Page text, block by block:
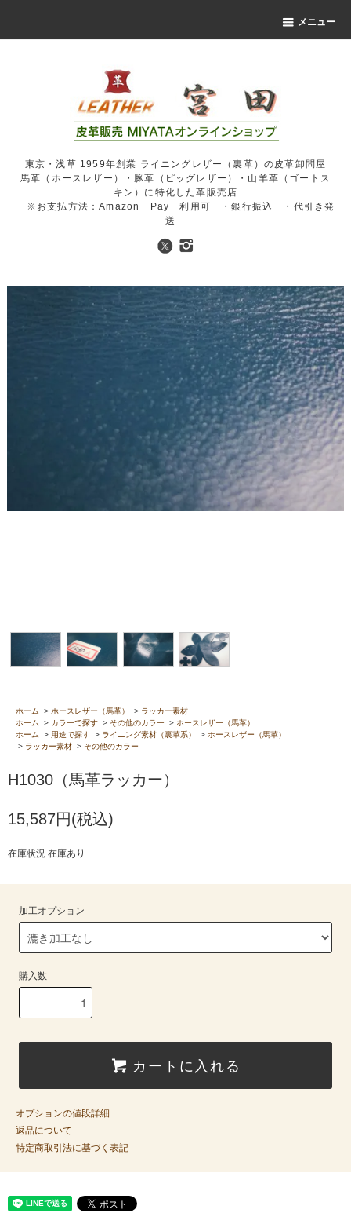
メニュー
東京・浅草 1959年創業 ライニングレザー（裏革）の皮革卸問屋
馬革（ホースレザー）・豚革（ピッグレザー）・山羊革（ゴートス
キン）に特化した革販売店
※お支払方法：Amazon Pay 利用可 ・銀行振込 ・代引き発
送
ホーム > ホースレザー（馬革） > ラッカー素材
ホーム
> カラーで探す > その他のカラー > ホースレザー（馬革）
ホーム
> 用途で探す > ライニング素材（裏革系） > ホースレザー（馬革）
> ラッカー素材 > その他のカラー
H1030（馬革ラッカー）
15,587円(税込)
在庫状況 在庫あり
加工オプション
購入数
カートに入れる
オプションの値段詳細
返品について
特定商取引法に基づく表記